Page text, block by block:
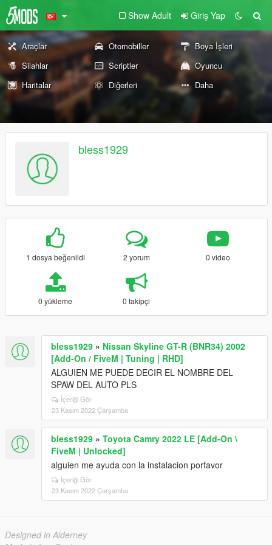
Show Adult Giriş Yap
Araçlar Otomobiller
Boya İşleri
Silahlar
Scriptler
Oyuncu
Haritalar
Diğerleri Daha
bless1929
1 dosya beğenildi 2 yorum 0 video
0 yükleme 0 takipçi
bless1929 » Nissan Skyline GT-R (BNR34) 2002
[Add-On / FiveM | Tuning | RHD]
ALGUIEN ME PUEDE DECIR EL NOMBRE DEL
SPAW DEL AUTO PLS
İçeriği Gör
23 Kasım 2022 Çarşamba
bless1929 » Toyota Camry 2022 LE [Add-On \
FiveM | Unlocked]
alguien me ayuda con la instalacion porfavor
İçeriği Gör
23 Kasım 2022 Çarşamba
Designed in Alderney